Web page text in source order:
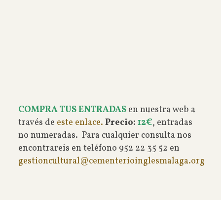
COMPRA TUS ENTRADAS en nuestra web a
través de este enlace. Precio: 12€, entradas
no numeradas. Para cualquier consulta nos
encontrareis en teléfono 952 22 35 52 en
gestioncultural@cementerioinglesmalaga.org